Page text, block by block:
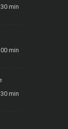
min
min
min